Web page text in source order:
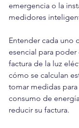
emergencia o la
medidores
Entender cada uno
esencial para poder
factura de la luz
cómo se calculan
tomar medidas
consumo de
reducir su factura.